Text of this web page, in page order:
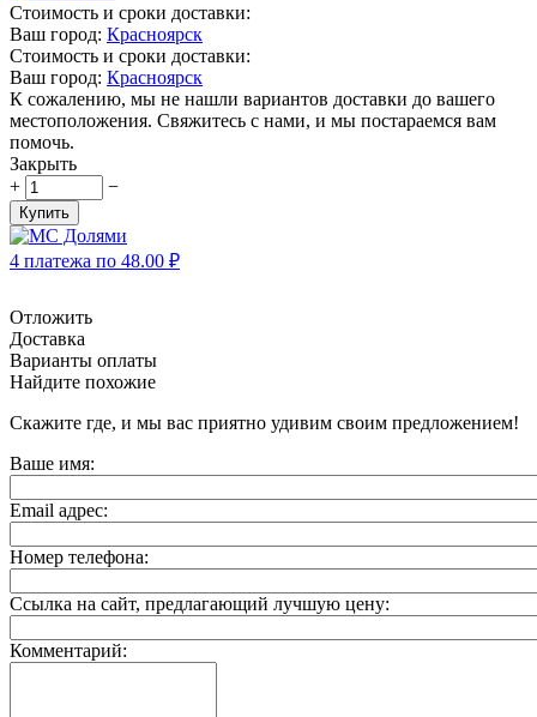
Стоимость и сроки доставки:
Ваш город: Красноярск
Стоимость и сроки доставки:
Ваш город: Красноярск
К сожалению, мы не нашли вариантов доставки до вашего
местоположения. Свяжитесь с нами, и мы постараемся вам
помочь.
Закрыть
+
−
Купить
4 платежа по 48.00 ₽
Отложить
Доставка
Варианты оплаты
Найдите похожие
Скажите где, и мы вас приятно удивим своим предложением!
Ваше имя:
Email адрес:
Номер телефона:
Ссылка на сайт, предлагающий лучшую цену:
Комментарий: